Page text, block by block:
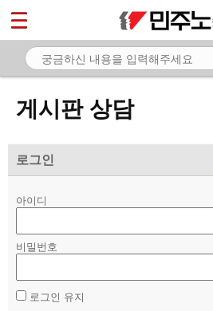
게시판 상담
로그인
아이디
비밀번호
로그인 유지
마이페이지
소개
노동상담
- 게시판 상담
- 바로보기
- 찾아보기
- 전국 노동상담소 안내